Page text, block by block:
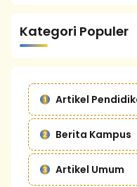
Kategori Populer
Artikel
Berita Kampus
Artikel Umum